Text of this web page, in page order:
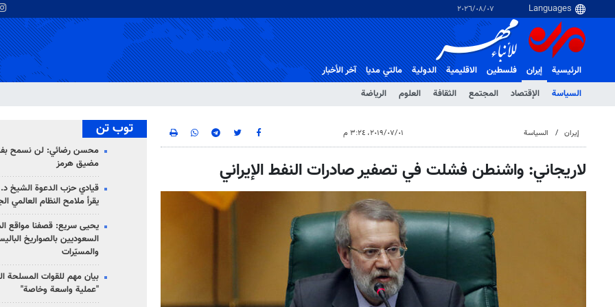
٠٧‏/٠٨‏/٢٠٢٦
الرئيسية
إيران
السياسة
الإقتصاد المجتمع الثقافة العلوم الرياضة
فلسطین الاقلیمیة الدولية مالتي مدیا آخر الأخبار
إيران السياسة ٠١‏/٠٧‏/٢٠١٩، ٣:٢٤ م
لاريجاني: واشنطن فشلت في تصفير صادرات النفط الإيراني
توب تن
محسن رضائي: لن نسمح
مضيق هرمز
قيادي حزب الدعوة الشيخ
يقرأ ملامح النظام العالمي
يحيى سريع: قصفنا مواقع
السعوديين بالصواريخ
والمسيّرات
بيان مهم للقوات المسلحة
"عملية واسعة وخاصة"